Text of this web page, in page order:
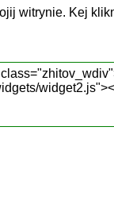
witrynie. Kej